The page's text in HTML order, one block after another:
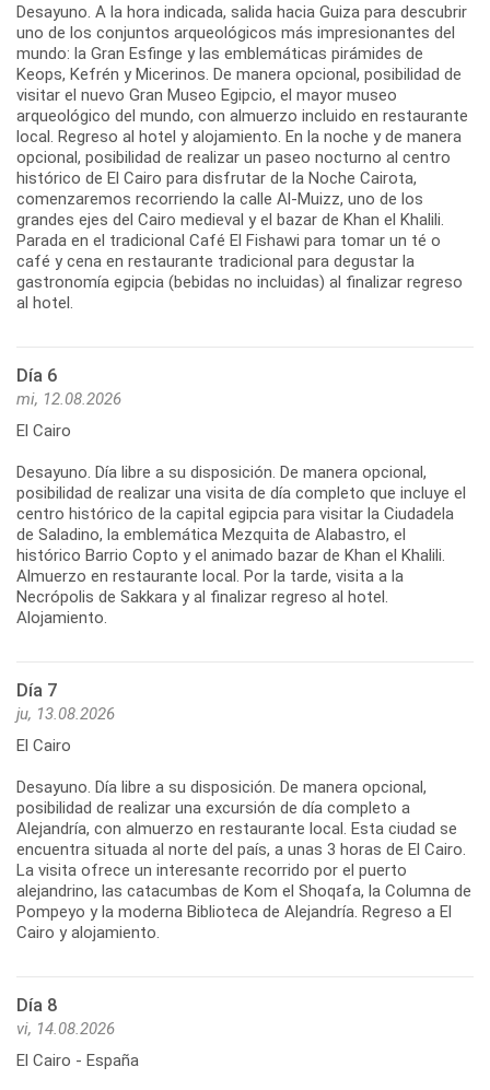
Desayuno. A la hora indicada, salida hacia Guiza para descubrir
uno de los conjuntos arqueológicos más impresionantes del
mundo: la Gran Esfinge y las emblemáticas pirámides de
Keops, Kefrén y Micerinos. De manera opcional, posibilidad de
visitar el nuevo Gran Museo Egipcio, el mayor museo
arqueológico del mundo, con almuerzo incluido en restaurante
local. Regreso al hotel y alojamiento. En la noche y de manera
opcional, posibilidad de realizar un paseo nocturno al centro
histórico de El Cairo para disfrutar de la Noche Cairota,
comenzaremos recorriendo la calle Al-Muizz, uno de los
grandes ejes del Cairo medieval y el bazar de Khan el Khalili.
Parada en el tradicional Café El Fishawi para tomar un té o
café y cena en restaurante tradicional para degustar la
gastronomía egipcia (bebidas no incluidas) al finalizar regreso
al hotel.
Día 6
mi, 12.08.2026
El Cairo
Desayuno. Día libre a su disposición. De manera opcional,
posibilidad de realizar una visita de día completo que incluye el
centro histórico de la capital egipcia para visitar la Ciudadela
de Saladino, la emblemática Mezquita de Alabastro, el
histórico Barrio Copto y el animado bazar de Khan el Khalili.
Almuerzo en restaurante local. Por la tarde, visita a la
Necrópolis de Sakkara y al finalizar regreso al hotel.
Alojamiento.
Día 7
ju, 13.08.2026
El Cairo
Desayuno. Día libre a su disposición. De manera opcional,
posibilidad de realizar una excursión de día completo a
Alejandría, con almuerzo en restaurante local. Esta ciudad se
encuentra situada al norte del país, a unas 3 horas de El Cairo.
La visita ofrece un interesante recorrido por el puerto
alejandrino, las catacumbas de Kom el Shoqafa, la Columna de
Pompeyo y la moderna Biblioteca de Alejandría. Regreso a El
Cairo y alojamiento.
Día 8
vi, 14.08.2026
El Cairo - España